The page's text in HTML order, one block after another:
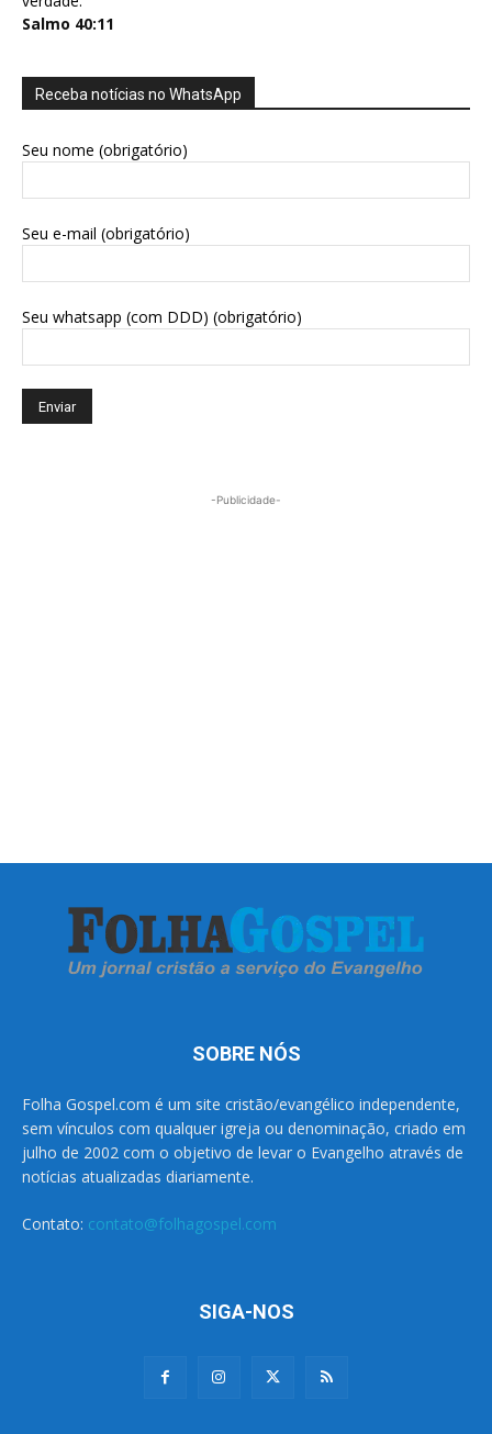
Salmo 40:11
Receba notícias no WhatsApp
Seu nome (obrigatório)
Seu e-mail (obrigatório)
Seu whatsapp (com DDD) (obrigatório)
-Publicidade-
SOBRE NÓS
Folha Gospel.com é um site cristão/evangélico independente,
sem vínculos com qualquer igreja ou denominação, criado em
julho de 2002 com o objetivo de levar o Evangelho através de
notícias atualizadas diariamente.
Contato: contato@folhagospel.com
SIGA-NOS